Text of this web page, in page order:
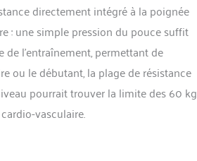
directement intégré à la poignée
: une simple pression du pouce suffit
l’entraînement, permettant de
ou le débutant, la plage de résistance
pourrait trouver la limite des 60 kg
vasculaire.